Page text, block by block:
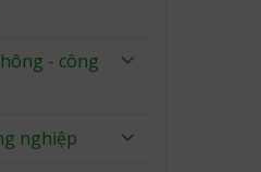
- công
nghiệp